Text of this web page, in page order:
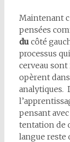
Maintenant
pensées
du côté
processus
cerveau
opèrent
analytiques.
pensant
tentation de
langue reste